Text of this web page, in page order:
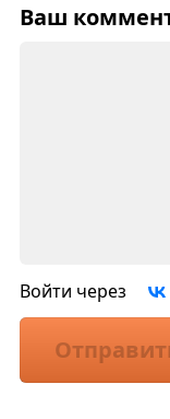
Ваш
Войти через